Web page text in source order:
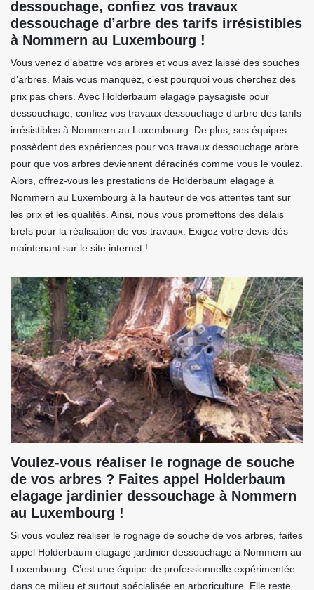
dessouchage, confiez vos travaux
dessouchage d’arbre des tarifs irrésistibles
à Nommern au Luxembourg !
Vous venez d’abattre vos arbres et vous avez laissé des souches
d’arbres. Mais vous manquez, c’est pourquoi vous cherchez des
prix pas chers. Avec Holderbaum elagage paysagiste pour
dessouchage, confiez vos travaux dessouchage d’arbre des tarifs
irrésistibles à Nommern au Luxembourg. De plus, ses équipes
possèdent des expériences pour vos travaux dessouchage arbre
pour que vos arbres deviennent déracinés comme vous le voulez.
Alors, offrez-vous les prestations de Holderbaum elagage à
Nommern au Luxembourg à la hauteur de vos attentes tant sur
les prix et les qualités. Ainsi, nous vous promettons des délais
brefs pour la réalisation de vos travaux. Exigez votre devis dès
maintenant sur le site internet !
Voulez-vous réaliser le rognage de souche
de vos arbres ? Faites appel Holderbaum
elagage jardinier dessouchage à Nommern
au Luxembourg !
Si vous voulez réaliser le rognage de souche de vos arbres, faites
appel Holderbaum elagage jardinier dessouchage à Nommern au
Luxembourg. C’est une équipe de professionnelle expérimentée
dans ce milieu et surtout spécialisée en arboriculture. Elle reste